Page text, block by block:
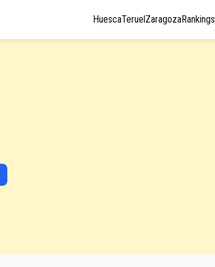
HuescaTeruelZaragozaRankings